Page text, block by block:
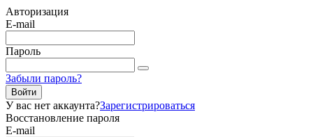
Авторизация
E-mail
Пароль
Забыли пароль?
Войти
У вас нет аккаунта?Зарегистрироваться
Восстановление пароля
E-mail